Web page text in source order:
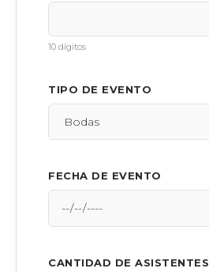
10 dígitos
TIPO DE EVENTO
FECHA DE EVENTO
CANTIDAD DE ASISTENTES